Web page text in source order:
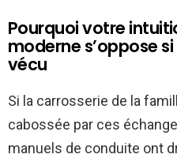
Pourquoi votre
moderne s’oppose
vécu
Si la carrosserie de la
cabossée par ces
manuels de conduite ont